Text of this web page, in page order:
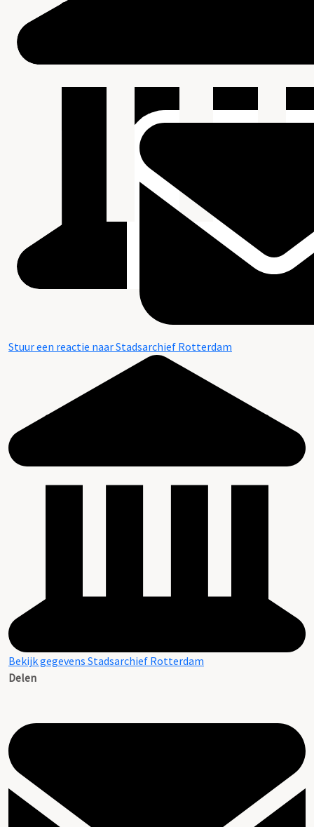
Beschrijving van de series en archiefbestanddelen
Stuur een reactie naar Stadsarchief Rotterdam
Bekijk gegevens Stadsarchief Rotterdam
Delen